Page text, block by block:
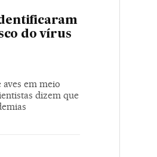
do vírus
em meio
dizem que